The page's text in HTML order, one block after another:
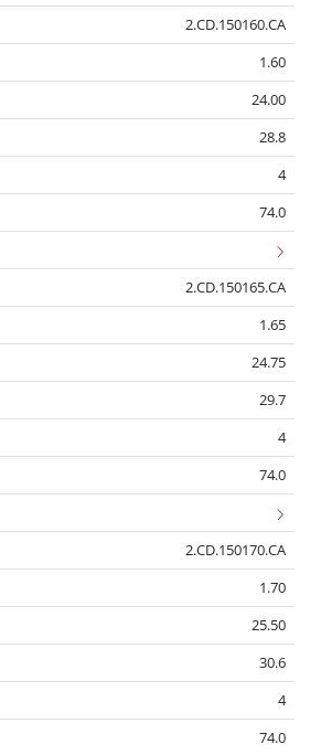
2.CD.150160.CA
1.60
24.00
28.8
4
74.0
2.CD.150165.CA
1.65
24.75
29.7
4
74.0
2.CD.150170.CA
1.70
25.50
30.6
4
74.0